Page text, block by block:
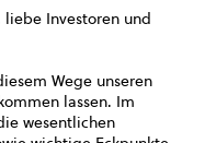
Investoren und
Wege unseren
lassen. Im
wesentlichen